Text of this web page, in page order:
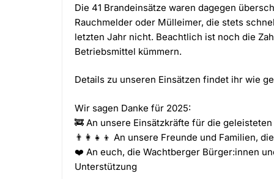
Die 41 Brandeinsätze waren dagegen
Rauchmelder oder Mülleimer, die stets
letzten Jahr nicht. Beachtlich ist noch die
Betriebsmittel kümmern.
Details zu unseren Einsätzen findet ihr wie
Wir sagen Danke für 2025:
🚒 An unsere Einsätzkräfte für die
👨‍👩‍👧‍👦 An unsere Freunde und Familien,
❤️ An euch, die Wachtberger Bürger:innen
Unterstützung